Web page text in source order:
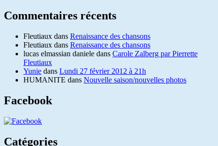
Commentaires récents
Fleutiaux dans Renaissance des chansons
Fleutiaux dans Renaissance des chansons
lucas elmassian daniele dans Carole Zalberg par Pierrette
Fleutiaux
Yunie dans Lundi 27 février 2012 à 21h
HUMANITE dans Nouvelle saison/nouvelles photos
Facebook
Catégories